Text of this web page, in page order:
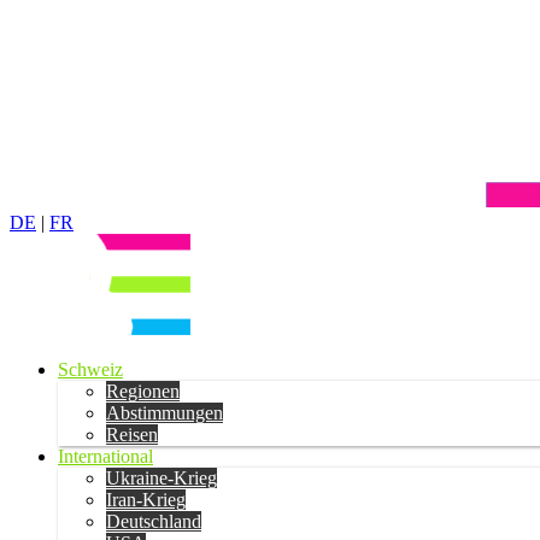
DE | FR
Schweiz
Regionen
Abstimmungen
Reisen
International
Ukraine-Krieg
Iran-Krieg
Deutschland